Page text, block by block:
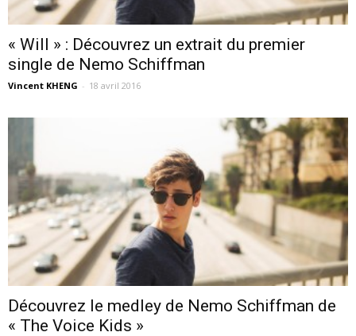
« Will » : Découvrez un extrait du premier
single de Nemo Schiffman
Vincent KHENG - 18 avril 2016
Découvrez le medley de Nemo Schiffman de
« The Voice Kids »